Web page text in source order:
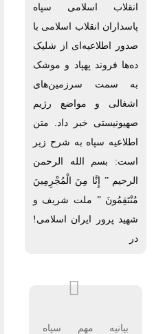
انقلاب اسلامی سپاه
پاسداران انقلاب اسلامی با
صدور اطلاعیه‌ای از شلیک
ده‌ها فروند پهپاد و موشک
به سمت سرزمین‌های
اشغالی و مواضع رژیم
صهیونیستی خبر داد. متن
اطلاعیه سپاه به شرح زیر
است: بسم الله الرحمن
الرحیم ” إِنَّا مِنَ الْمُجْرِمِینَ
مُنْتَقِمُونَ ” ملت شریف و
شهید پرور ایران اسلامی!
در
بیانیه مهم سپاه